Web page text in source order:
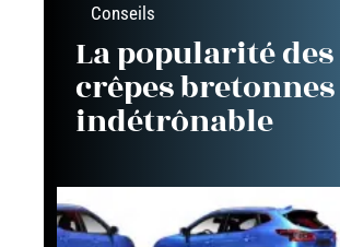
Conseils
La popularité des
crêpes
indétrônable